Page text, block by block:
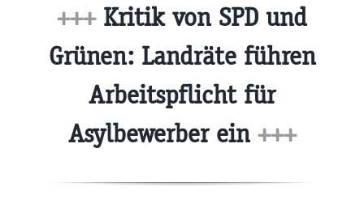
+++Kritik von SPD und
Grünen: Landräte führen
Arbeitspflicht für
Asylbewerber ein +++